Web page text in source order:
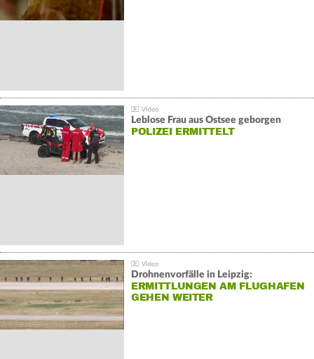
Leblose Frau aus Ostsee geborgen
POLIZEI ERMITTELT
Drohnenvorfälle in Leipzig:
ERMITTLUNGEN AM FLUGHAFEN
GEHEN WEITER